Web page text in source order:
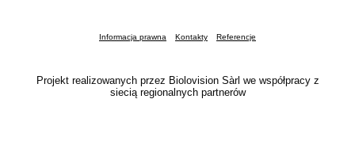
Informacja prawna Kontakty Referencje
Projekt realizowanych przez Biolovision Sàrl we współpracy z
siecią regionalnych partnerów